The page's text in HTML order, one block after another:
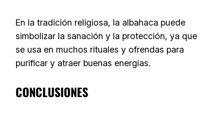
En la tradición religiosa, la albahaca puede
simbolizar la sanación y la protección, ya que
se usa en muchos rituales y ofrendas para
purificar y atraer buenas energías.
CONCLUSIONES